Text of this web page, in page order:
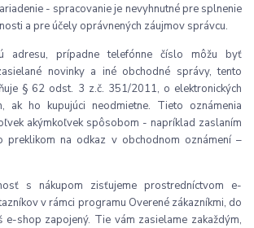
- spracovanie je nevyhnutné pre splnenie
a pre účely oprávnených záujmov správcu.
adresu, prípadne telefónne číslo môžu byť
novinky a iné obchodné správy, tento
§ 62 odst. 3 z.č. 351/2011, o elektronických
ak ho kupujúci neodmietne. Tieto oznámenia
akýmkoľvek spôsobom - napríklad zaslaním
preklikom na odkaz v obchodnom oznámení –
s nákupom zisťujeme prostredníctvom e-
v rámci programu Overené zákazníkmi, do
e-shop zapojený. Tie vám zasielame zakaždým,